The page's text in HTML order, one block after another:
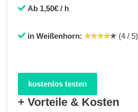
Ab 1,50€ / h
in Weißenhorn: (4 / 5)
kostenlos testen
+ Vorteile & Kosten